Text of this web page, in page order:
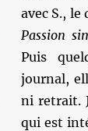
avec S.,
Passion
Puis
journal,
ni retrait.
qui est